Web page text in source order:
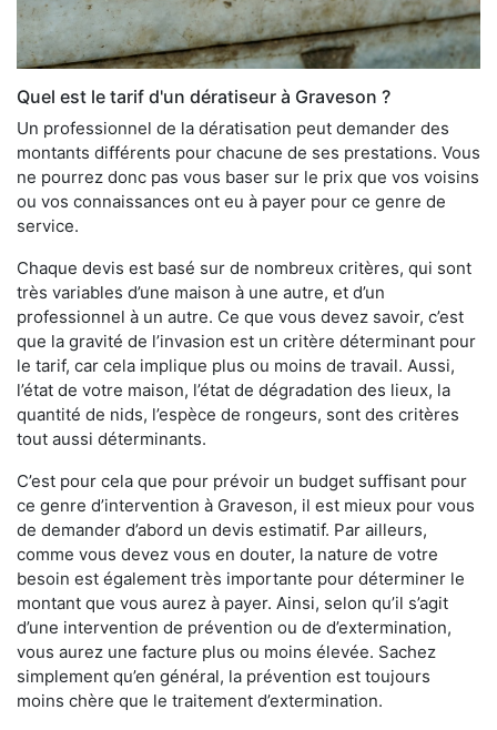
Quel est le tarif d'un dératiseur à Graveson ?
Un professionnel de la dératisation peut demander des
montants différents pour chacune de ses prestations. Vous
ne pourrez donc pas vous baser sur le prix que vos voisins
ou vos connaissances ont eu à payer pour ce genre de
service.
Chaque devis est basé sur de nombreux critères, qui sont
très variables d’une maison à une autre, et d’un
professionnel à un autre. Ce que vous devez savoir, c’est
que la gravité de l’invasion est un critère déterminant pour
le tarif, car cela implique plus ou moins de travail. Aussi,
l’état de votre maison, l’état de dégradation des lieux, la
quantité de nids, l’espèce de rongeurs, sont des critères
tout aussi déterminants.
C’est pour cela que pour prévoir un budget suffisant pour
ce genre d’intervention à Graveson, il est mieux pour vous
de demander d’abord un devis estimatif. Par ailleurs,
comme vous devez vous en douter, la nature de votre
besoin est également très importante pour déterminer le
montant que vous aurez à payer. Ainsi, selon qu’il s’agit
d’une intervention de prévention ou de d’extermination,
vous aurez une facture plus ou moins élevée. Sachez
simplement qu’en général, la prévention est toujours
moins chère que le traitement d’extermination.